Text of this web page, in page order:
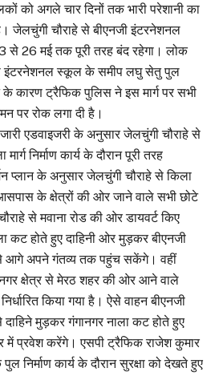
को अगले चार दिनों तक भारी परेशानी का
जेलचुंगी चौराहे से बीएनजी इंटरनेशनल
से 26 मई तक पूरी तरह बंद रहेगा। लोक
इंटरनेशनल स्कूल के समीप लघु सेतु पुल
के कारण ट्रैफिक पुलिस ने इस मार्ग पर सभी
पर रोक लगा दी है।
एडवाइजरी के अनुसार जेलचुंगी चौराहे से
निर्माण कार्य के दौरान पूरी तरह
प्लान के अनुसार जेलचुंगी चौराहे से किला
के क्षेत्रों की ओर जाने वाले सभी छोटे
से मवाना रोड की ओर डायवर्ट किए
कट होते हुए दाहिनी ओर मुड़कर बीएनजी
आगे अपने गंतव्य तक पहुंच सकेंगे। वहीं
क्षेत्र से मेरठ शहर की ओर आने वाले
किया गया है। ऐसे वाहन बीएनजी
मुड़कर गंगानगर नाला कट होते हुए
में प्रवेश करेंगे। एसपी ट्रैफिक राजेश कुमार
निर्माण कार्य के दौरान सुरक्षा को देखते हुए